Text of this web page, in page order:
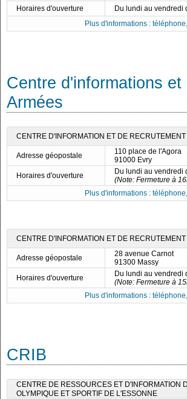
Horaires d'ouverture
Du lundi au vendredi
Plus d'informations :
Centre d'informations
Armées
CENTRE D'INFORMATION ET DE
Adresse géopostale
110 place de l'Agora
91000 Evry
Horaires d'ouverture
Du lundi au vendredi
(Note: Fermeture à
Plus d'informations :
CENTRE D'INFORMATION ET DE
Adresse géopostale
28 avenue Carnot
91300 Massy
Horaires d'ouverture
Du lundi au vendredi
(Note: Fermeture à
Plus d'informations :
CRIB
CENTRE DE RESSOURCES ET D'INFORMATION
OLYMPIQUE ET SPORTIF DE L'ESSONNE